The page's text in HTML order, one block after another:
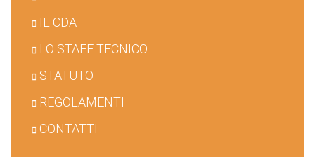
IL CDA
LO STAFF TECNICO
STATUTO
REGOLAMENTI
CONTATTI